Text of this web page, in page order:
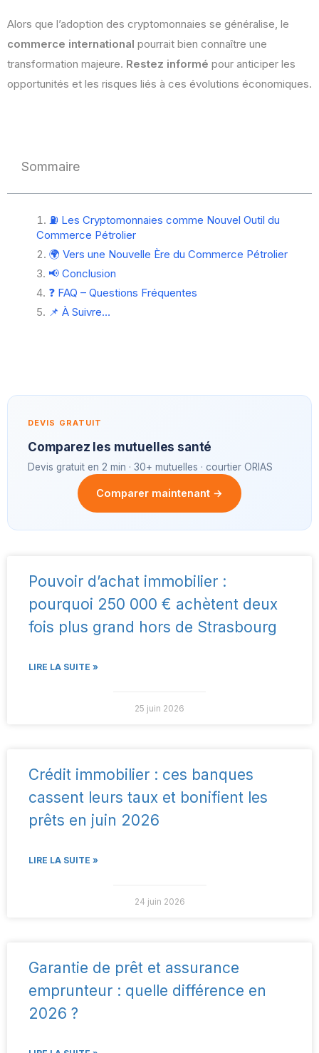
Alors que l’adoption des cryptomonnaies se généralise, le
commerce international pourrait bien connaître une
transformation majeure. Restez informé pour anticiper les
opportunités et les risques liés à ces évolutions économiques.
Sommaire
⛽ Les Cryptomonnaies comme Nouvel Outil du
Commerce Pétrolier
🌍 Vers une Nouvelle Ère du Commerce Pétrolier
📢 Conclusion
❓ FAQ – Questions Fréquentes
📌 À Suivre…
DEVIS GRATUIT
Comparez les mutuelles santé
Devis gratuit en 2 min · 30+ mutuelles · courtier ORIAS
Comparer maintenant →
Pouvoir d’achat immobilier :
pourquoi 250 000 € achètent deux
fois plus grand hors de Strasbourg
LIRE LA SUITE »
25 juin 2026
Crédit immobilier : ces banques
cassent leurs taux et bonifient les
prêts en juin 2026
LIRE LA SUITE »
24 juin 2026
Garantie de prêt et assurance
emprunteur : quelle différence en
2026 ?